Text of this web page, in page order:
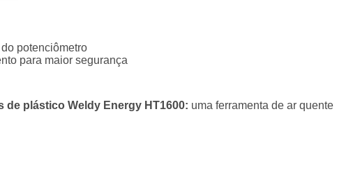
potenciômetro
para maior segurança
de plástico Weldy Energy HT1600: uma ferramenta de ar quente